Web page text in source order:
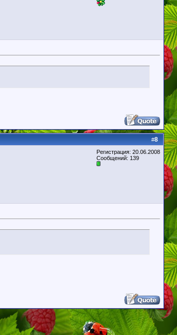
#8
Регистрация: 20.06.2008
Сообщений: 139